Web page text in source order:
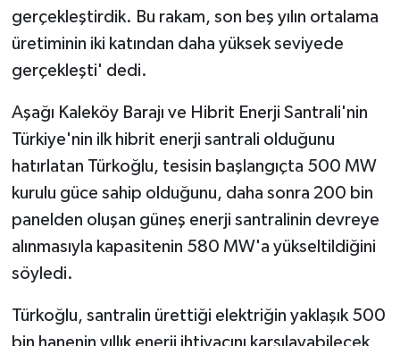
gerçekleştirdik. Bu rakam, son beş yılın ortalama
üretiminin iki katından daha yüksek seviyede
gerçekleşti' dedi.
Aşağı Kaleköy Barajı ve Hibrit Enerji Santrali'nin
Türkiye'nin ilk hibrit enerji santrali olduğunu
hatırlatan Türkoğlu, tesisin başlangıçta 500 MW
kurulu güce sahip olduğunu, daha sonra 200 bin
panelden oluşan güneş enerji santralinin devreye
alınmasıyla kapasitenin 580 MW'a yükseltildiğini
söyledi.
Türkoğlu, santralin ürettiği elektriğin yaklaşık 500
bin hanenin yıllık enerji ihtiyacını karşılayabilecek